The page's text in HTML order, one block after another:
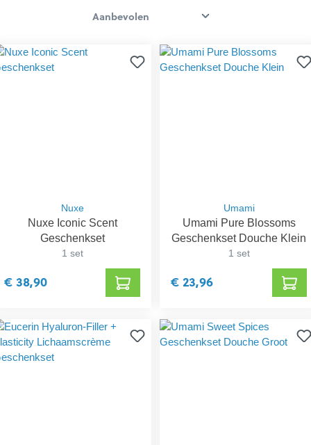
Nuxe
Nuxe Iconic Scent
Geschenkset
1 set
€ 38,90
Umami
Umami Pure Blossoms
Geschenkset Douche Klein
1 set
€ 23,96